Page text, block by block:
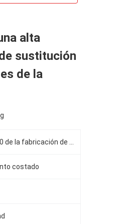
alta
sustitución
de la
costado